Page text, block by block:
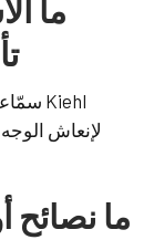
لإنعاش